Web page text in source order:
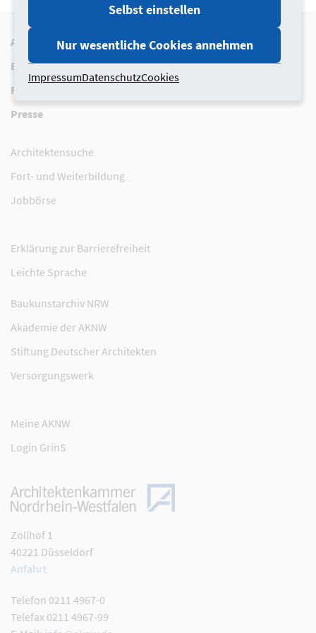
Aktuelles
Berufspraxis
Baukultur
Berufspolitik
Recht
Presse
Architektensuche
Fort- und Weiterbildung
Jobbörse
Erklärung zur Barrierefreiheit
Leichte Sprache
Baukunstarchiv NRW
Akademie der AKNW
Stiftung Deutscher Architekten
Versorgungswerk
Meine AKNW
Login GrinS
Zollhof 1
40221 Düsseldorf
Anfahrt
Telefon 0211 4967-0
Telefax 0211 4967-99
Selbst einstellen
Nur wesentliche Cookies annehmen
ImpressumDatenschutzCookies